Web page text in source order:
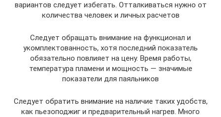
вариантов следует избегать. Отталкиваться нужно от
количества человек и личных расчетов
Следует обращать внимание на функционал и
укомплектованность, хотя последний показатель
обязательно повлияет на цену. Время работы,
температура пламени и мощность — значимые
показатели для паяльников
Следует обратить внимание на наличие таких удобств,
как пьезоподжиг и предварительный нагрев. Много